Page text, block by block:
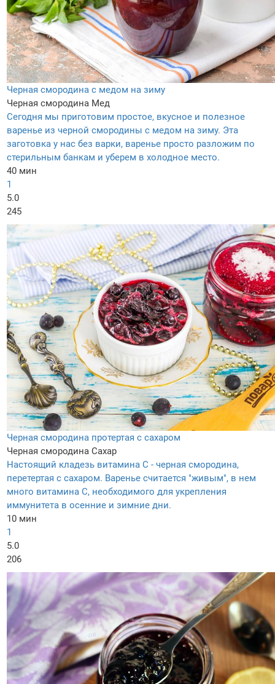
Черная смородина с медом на зиму
Черная смородина Мед
Сегодня мы приготовим простое, вкусное и полезное
варенье из черной смородины с медом на зиму. Эта
заготовка у нас без варки, варенье просто разложим по
стерильным банкам и уберем в холодное место.
40 мин
1
5.0
245
Черная смородина протертая с сахаром
Черная смородина Сахар
Настоящий кладезь витамина С - черная смородина,
перетертая с сахаром. Варенье считается "живым", в нем
много витамина С, необходимого для укрепления
иммунитета в осенние и зимние дни.
10 мин
1
5.0
206